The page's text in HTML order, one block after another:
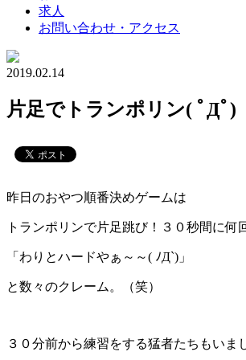
求人
お問い合わせ・アクセス
2019.02.14
片足でトランポリン( ﾟДﾟ)
昨日のおやつ順番決めゲームは
トランポリンで片足跳び！３０秒間に何
「わりとハードやぁ～～( ﾉД`)」
と数々のクレーム。（笑）
３０分前から練習をする猛者たちもいま